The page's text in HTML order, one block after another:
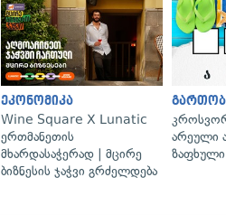
ეკონომიკა
Wine Square X Lunatic
ერთმანეთის
მხარდასაჭერად | მცირე
ბიზნესის ჯაჭვი გრძელდება
არეული